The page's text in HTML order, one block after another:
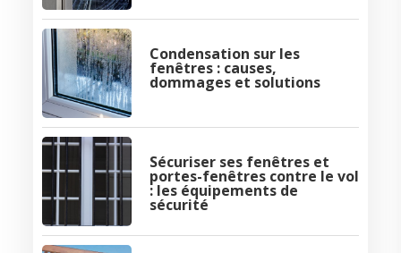
Condensation sur les
fenêtres : causes,
dommages et solutions
Sécuriser ses fenêtres et
portes-fenêtres contre le vol
: les équipements de
sécurité